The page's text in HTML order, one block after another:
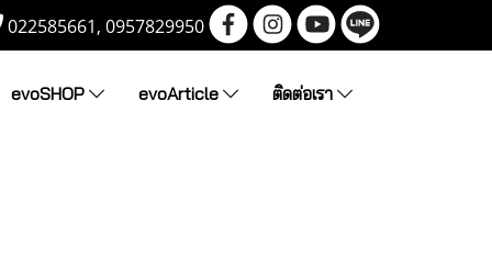
022585661, 0957829950
evoSHOP evoArticle ติดต่อเรา